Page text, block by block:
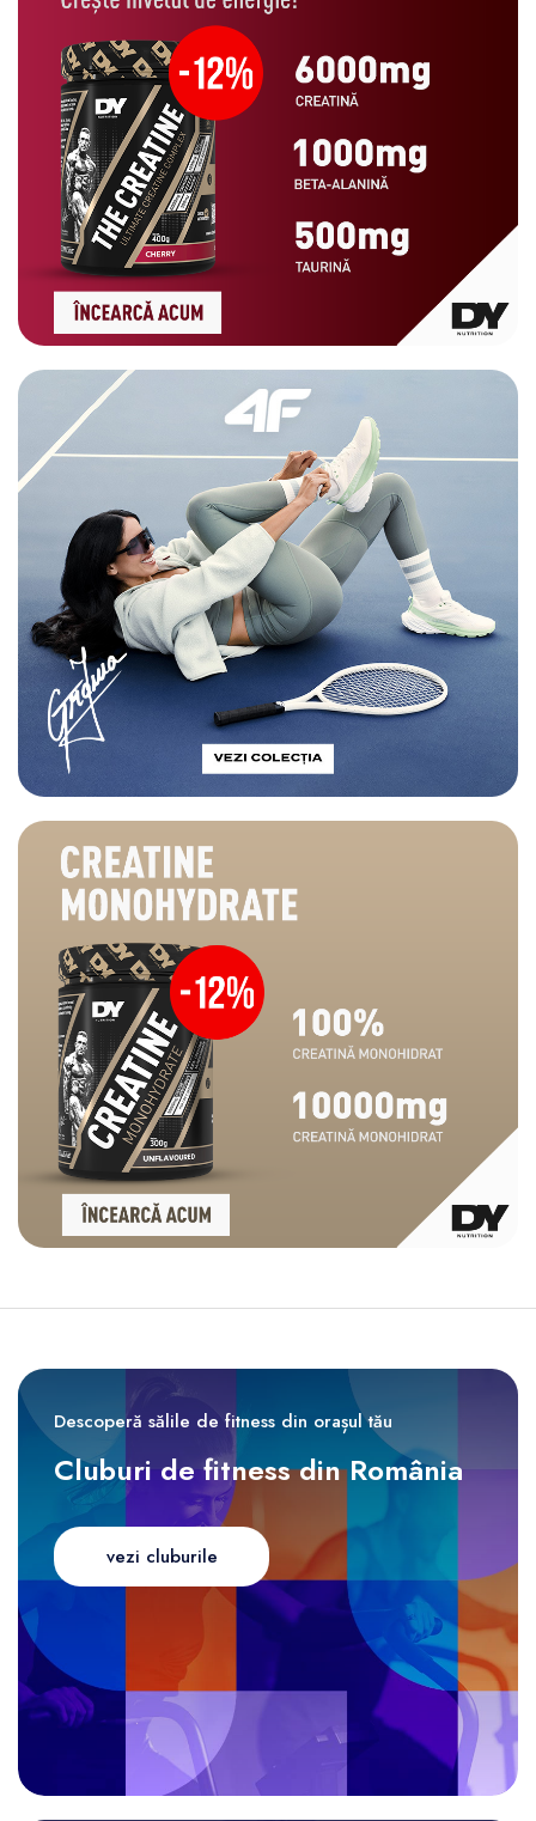
Descoperă sălile de fitness din orașul tău
Cluburi de fitness din România
vezi cluburile